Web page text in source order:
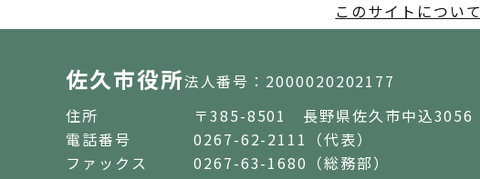
このサイトについて
佐久市役所法人番号：2000020202177
住所
〒385-8501 長野県佐久市中込3056
電話番号
0267-62-2111（代表）
ファックス
0267-63-1680（総務部）